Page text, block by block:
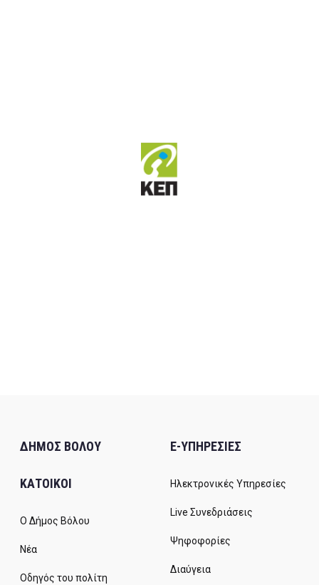
ΔΗΜΟΣ ΒΟΛΟΥ
ΚΑΤΟΙΚΟΙ
Ο Δήμος Βόλου
Νέα
Οδηγός του πολίτη
E-ΥΠΗΡΕΣΙΕΣ
Ηλεκτρονικές Υπηρεσίες
Live Συνεδριάσεις
Ψηφοφορίες
Διαύγεια